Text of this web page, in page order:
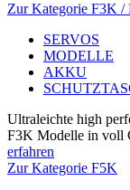
Zur Kategorie F3K /
SERVOS
MODELLE
AKKU
Ultraleichte high
F3K Modelle in voll
erfahren
Zur Kategorie F5K